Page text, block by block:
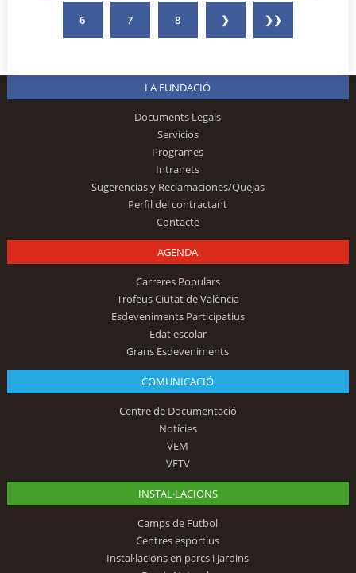
6 7 8 ❯ ❯❯
LA FUNDACIÓ
Documents Legals
Servicios
Programes
Intranets
Sugerencias y Reclamaciones/Quejas
Perfil del contractant
Contacte
AGENDA
Carreres Populars
Trofeus Ciutat de València
Esdeveniments Participatius
Edat escolar
Grans Esdeveniments
COMUNICACIÓ
Centre de Documentació
Notícies
VEM
VETV
INSTAL·LACIONS
Camps de Futbol
Centres esportius
Instal·lacions en parcs i jardins